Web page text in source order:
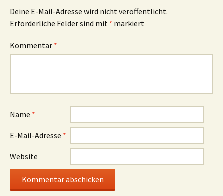
Deine E-Mail-Adresse wird nicht veröffentlicht.
Erforderliche Felder sind mit * markiert
Kommentar *
Name *
E-Mail-Adresse *
Website